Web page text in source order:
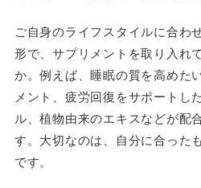
ご自身のライフスタイルに合わ
形で、サプリメントを取り入れ
か。例えば、睡眠の質を高めた
メント、疲労回復をサポートし
ル、植物由来のエキスなどが配
す。大切なのは、自分に合った
です。